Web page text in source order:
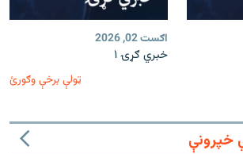
اګست 02, 2026
خبري ګړۍ ۱
ټولې برخې وګورئ
خپرونې